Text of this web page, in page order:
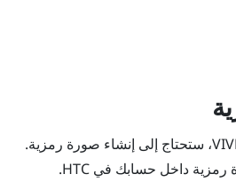
، ستحتاج إلى إنشاء صورة رمزية.